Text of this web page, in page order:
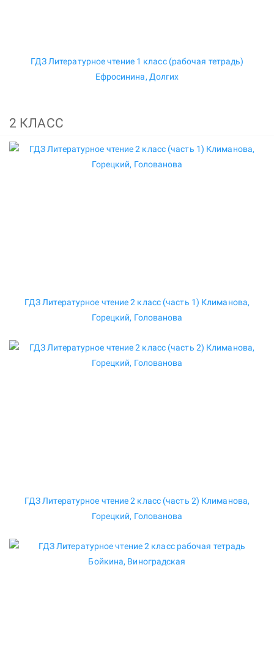
ГДЗ Литературное чтение 1 класс (рабочая тетрадь)
Ефросинина, Долгих
2 КЛАСС
ГДЗ Литературное чтение 2 класс (часть 1) Климанова,
Горецкий, Голованова
ГДЗ Литературное чтение 2 класс (часть 2) Климанова,
Горецкий, Голованова